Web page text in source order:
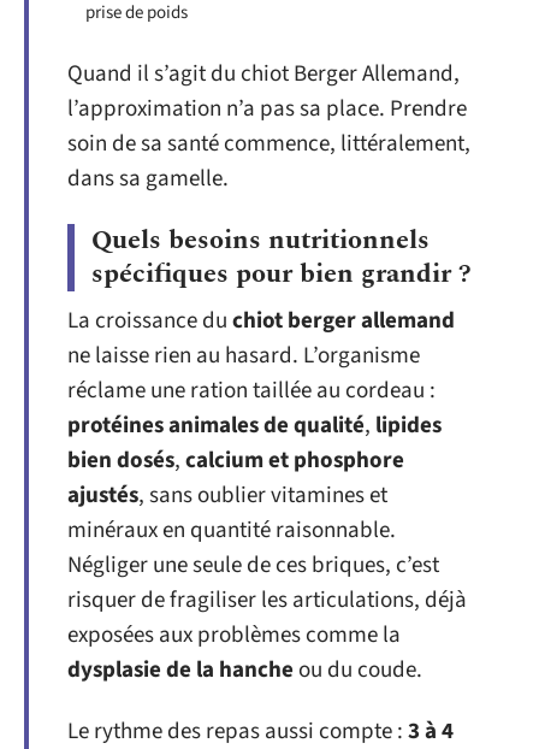
prise de poids
Quand il s’agit du chiot Berger Allemand,
l’approximation n’a pas sa place. Prendre
soin de sa santé commence, littéralement,
dans sa gamelle.
Quels besoins nutritionnels
spécifiques pour bien grandir ?
La croissance duchiot berger allemand
ne laisse rien au hasard. L’organisme
réclame une ration taillée au cordeau :
protéines animales de qualité, lipides
bien dosés,calcium et phosphore
ajustés, sans oublier vitamines et
minéraux en quantité raisonnable.
Négliger une seule de ces briques, c’est
risquer de fragiliser les articulations, déjà
exposées aux problèmes comme la
dysplasie de la hanche ou du coude.
Le rythme des repas aussi compte :3 à 4